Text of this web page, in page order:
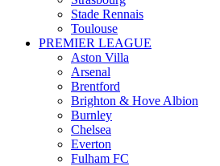
Stade Rennais
Toulouse
PREMIER LEAGUE
Aston Villa
Arsenal
Brentford
Brighton & Hove Albion
Burnley
Chelsea
Everton
Fulham FC